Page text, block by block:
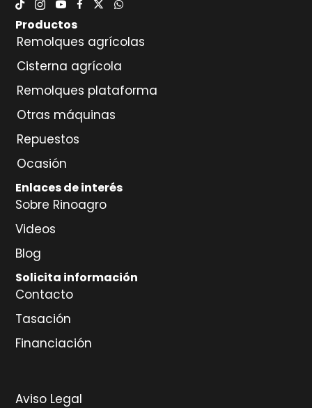
Productos
Remolques agrícolas
Cisterna agrícola
Remolques plataforma
Otras máquinas
Repuestos
Ocasión
Enlaces de interés
Sobre Rinoagro
Videos
Blog
Solicita información
Contacto
Tasación
Financiación
Aviso Legal